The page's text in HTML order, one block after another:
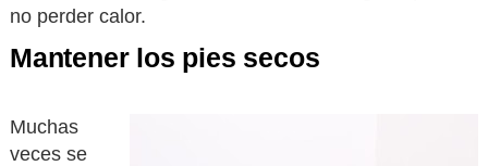
no perder calor.
Mantener los pies secos
Muchas
veces se